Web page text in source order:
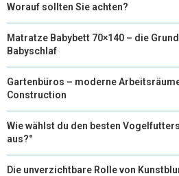
Worauf sollten Sie achten?
Matratze Babybett 70×140 – die
Babyschlaf
Gartenbüros – moderne
Construction
Wie wählst du den besten
aus?°
Die unverzichtbare Rolle von